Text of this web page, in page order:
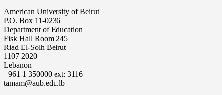
American University of Beirut
P.O. Box 11-0236
Department of Education
Fisk Hall Room 245
Riad El-Solh Beirut
1107 2020
Lebanon
+961 1 350000 ext: 3116
tamam@aub.edu.lb